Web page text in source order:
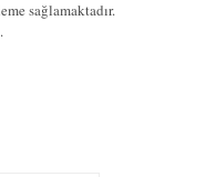
sağlamaktadır.